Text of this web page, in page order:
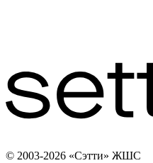
© 2003-2026 «Сэтти» ЖШС